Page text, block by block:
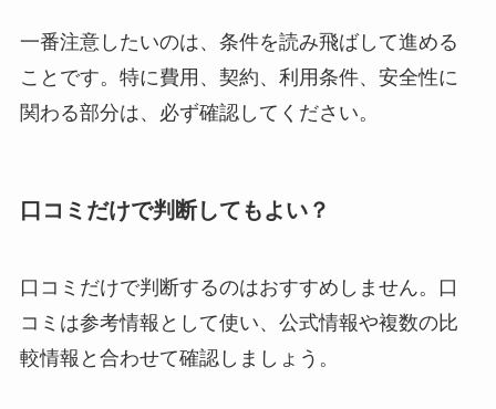
一番注意したいのは、条件を読み飛ばして進める
ことです。特に費用、契約、利用条件、安全性に
関わる部分は、必ず確認してください。
口コミだけで判断してもよい？
口コミだけで判断するのはおすすめしません。口
コミは参考情報として使い、公式情報や複数の比
較情報と合わせて確認しましょう。